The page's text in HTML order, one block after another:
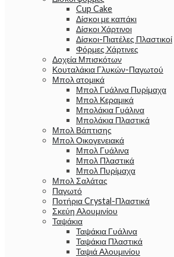
Cup Cake
Δίσκοι με καπάκι
Δίσκοι Χάρτινοι
Δίσκοι-Πιατέλες Πλαστικοί
Φόρμες Χάρτινες
Δοχεία Μπισκότων
Κουταλάκια Γλυκών-Παγωτού
Μπολ ατομικά
Μπολ Γυάλινα Πυρίμαχα
Μπολ Κεραμικά
Μπολάκια Γυάλινα
Μπολάκια Πλαστικά
Μπολ Βάπτισης
Μπολ Οικογενειακά
Μπολ Γυάλινα
Μπολ Πλαστικά
Μπολ Πυρίμαχα
Μπολ Σαλάτας
Παγωτό
Ποτήρια Crystal-Πλαστικά
Σκεύη Αλουμινίου
Ταψάκια
Ταψάκια Γυάλινα
Ταψάκια Πλαστικά
Ταψιά Αλουμινίου